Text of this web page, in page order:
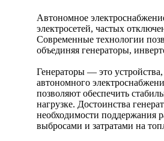
Автономное
электросетей, частых
Современные технологии
объединяя генераторы,
Генераторы — это
автономного
позволяют обеспечить
нагрузке. Достоинства
необходимости поддержания
выбросами и затратами на